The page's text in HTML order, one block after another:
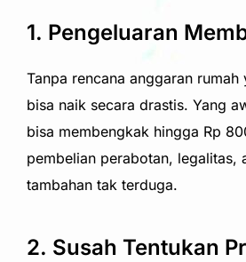
1. Pengeluaran
Tanpa rencana anggaran rumah
bisa naik secara drastis. Yang
bisa membengkak hingga Rp
pembelian perabotan, legalitas,
tambahan tak terduga.
2. Susah Tentukan